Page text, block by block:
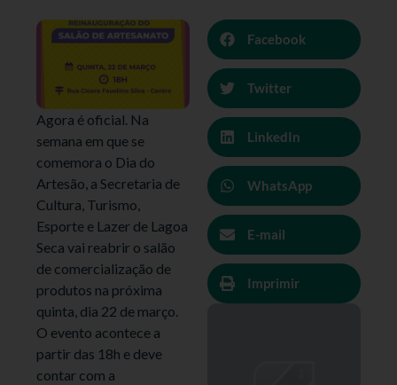
Agora é oficial. Na
semana em que se
comemora o Dia do
Artesão, a Secretaria de
Cultura, Turismo,
Esporte e Lazer de Lagoa
Seca vai reabrir o salão
de comercialização de
produtos na próxima
quinta, dia 22 de março.
O evento acontece a
partir das 18h e deve
contar com a
Facebook
Twitter
LinkedIn
WhatsApp
E-mail
Imprimir